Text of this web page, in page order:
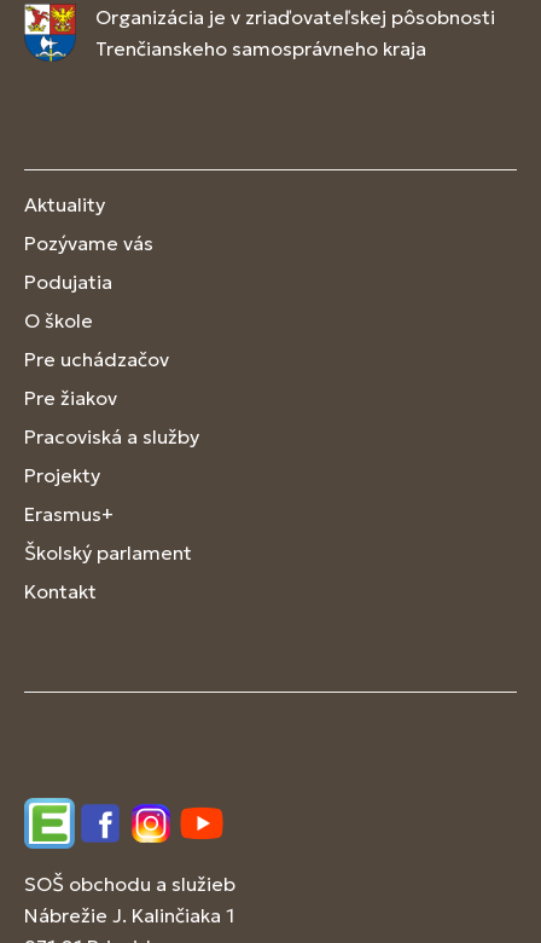
Organizácia je v zriaďovateľskej pôsobnosti
Trenčianskeho samosprávneho kraja
Aktuality
Pozývame vás
Podujatia
O škole
Pre uchádzačov
Pre žiakov
Pracoviská a služby
Projekty
Erasmus+
Školský parlament
Kontakt
EdupageFacebookInstagram
YouTube
SOŠ obchodu a služieb
Nábrežie J. Kalinčiaka 1